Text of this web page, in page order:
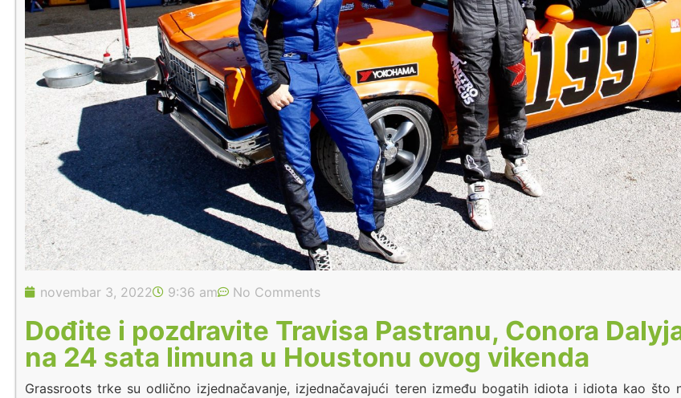
novembar 3, 2022 9:36 am No Comments
Dođite i pozdravite Travisa Pastranu, Conora
na 24 sata limuna u Houstonu ovog vikenda
Grassroots trke su odlično izjednačavanje, izjednačavajući teren između bogatih idiota i idiota kao što